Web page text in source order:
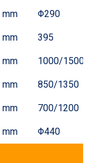
mm Φ290
mm 395
mm 1000/1500
mm 850/1350
mm 700/1200
mm Φ440